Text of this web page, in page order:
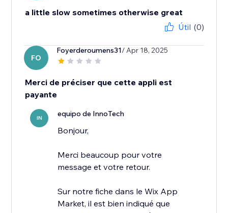
a little slow sometimes otherwise great
Útil (0)
FO
Foyerderoumens31/ Apr 18, 2025
Merci de préciser que cette appli est
payante
IN equipo de InnoTech
Bonjour,
Merci beaucoup pour votre
message et votre retour.
Sur notre fiche dans le Wix App
Market, il est bien indiqué que